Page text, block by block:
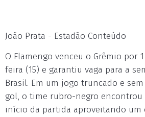
João Prata - Estadão Conteúdo
O Flamengo venceu o Grêmio por
feira (15) e garantiu vaga para a
Brasil. Em um jogo truncado e
gol, o time rubro-negro encontrou
início da partida aproveitando um